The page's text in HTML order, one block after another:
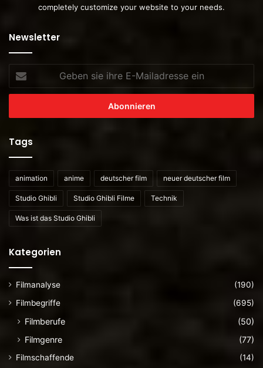
completely customize your website to your needs.
Newsletter
sie
ihre
Mailadresse
Tags
animation anime deutscher film neuer deutscher film
Studio Ghibli Studio Ghibli Filme Technik
Was ist das Studio Ghibli
Kategorien
Filmanalyse
(190)
Filmbegriffe
(695)
Filmberufe
(50)
Filmgenre
(77)
Filmschaffende (14)